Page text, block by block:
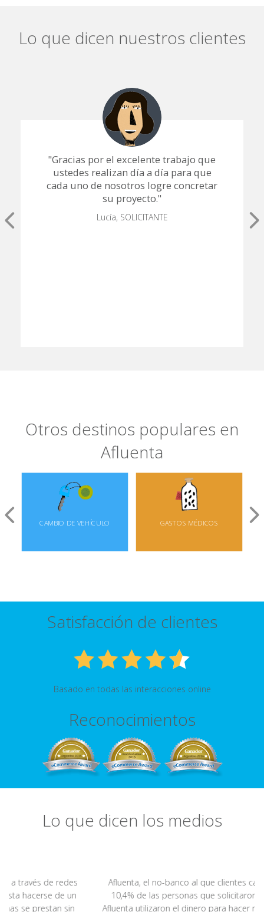
Lo que dicen nuestros clientes
"Gracias por el excelente trabajo que
ustedes realizan día a día para que
cada uno de nosotros logre concretar
su proyecto."
Lucía, SOLICITANTE
Otros destinos populares en
Afluenta
CAMBIO DE VEHÍCULO GASTOS MÉDICOS
Satisfacción de clientes
Basado en todas las interacciones online
Reconocimientos
Lo que dicen los medios
Afluenta, el no-banco al que clientes califican con casi
10,4% de las personas que solicitaron un crédito en
Afluenta utilizaron el dinero para hacer refacciones en su